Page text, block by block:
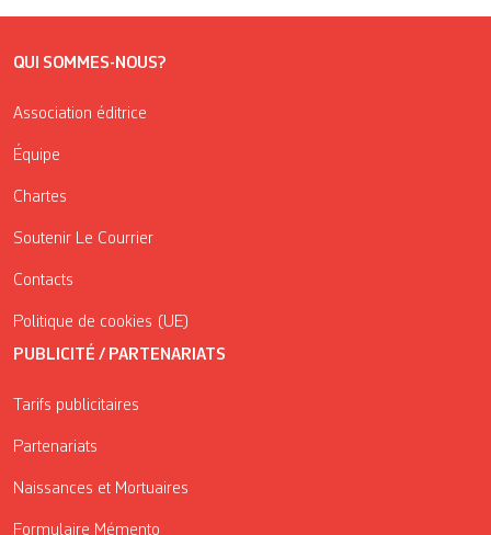
QUI SOMMES-NOUS?
Association éditrice
Équipe
Chartes
Soutenir Le Courrier
Contacts
Politique de cookies (UE)
PUBLICITÉ / PARTENARIATS
Tarifs publicitaires
Partenariats
Naissances et Mortuaires
Formulaire Mémento